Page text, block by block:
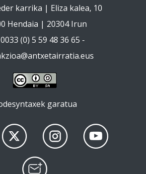
karrika | Eliza kalea, 10
Hendaia | 20304 Irun
(0) 5 59 48 36 65 -
garatua